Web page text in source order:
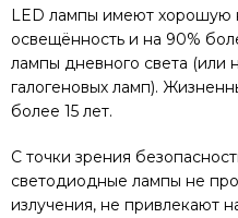
LED лампы имеют хорошую
освещённость и на 90%
лампы дневного света (или
галогеновых ламп).
более 15 лет.
С точки зрения
светодиодные лампы не
излучения, не привлекают